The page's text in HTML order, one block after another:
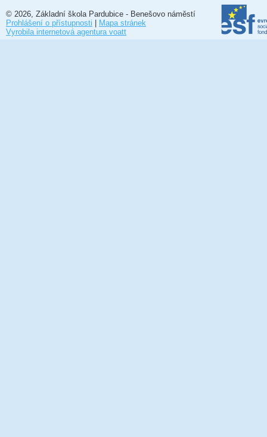
© 2026, Základní škola Pardubice - Benešovo náměstí
Prohlášení o přístupnosti | Mapa stránek
Vyrobila internetová agentura voatt